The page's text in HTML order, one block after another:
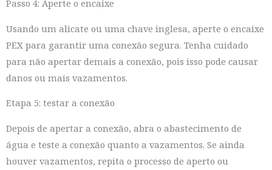
Passo 4: Aperte o encaixe
Usando um alicate ou uma chave inglesa, aperte o encaixe
PEX para garantir uma conexão segura. Tenha cuidado
para não apertar demais a conexão, pois isso pode causar
danos ou mais vazamentos.
Etapa 5: testar a conexão
Depois de apertar a conexão, abra o abastecimento de
água e teste a conexão quanto a vazamentos. Se ainda
houver vazamentos, repita o processo de aperto ou